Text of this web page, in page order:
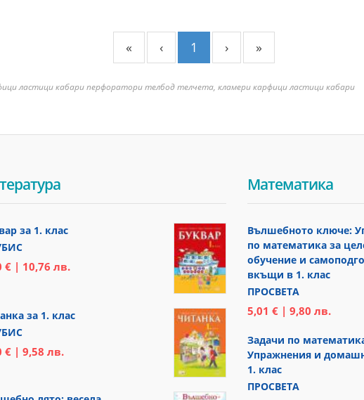
« ‹ 1 › »
ластици кабари перфоратори телбод телчета, кламери карфици ластици кабари
за 1. клас
€ | 10,76 лв.
за 1. клас
€ | 9,58 лв.
Математика
Вълшебното ключе:
по математика за
обучение и
вкъщи в 1. клас
ПРОСВЕТА
5,01 € | 9,80 лв.
Задачи по
Упражнения и
1. клас
ПРОСВЕТА